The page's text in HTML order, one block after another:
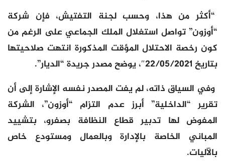
“أكثر من هذا، وحسب لجنة التفتيش، فإن شركة
“أوزون” تواصل استغلال الملك الجماعي على الرغم من
كون رخصة الاحتلال المؤقت المذكورة انتهت صلاحيتها
بتاريخ 22/05/2021″، يوضح مصدر جريدة “الديار”.
وفي السياق ذاته، لم يفت المصدر نفسه الإشارة إلى أن
تقرير “الداخلية” أبرز عدم التزام “أوزون”، الشركة
المفوض لها تدبير قطاع النظافة بصفرو، بتشييد
المباني الخاصة بالإدارة وبالعمال ومستودع خاص
بالآليات.